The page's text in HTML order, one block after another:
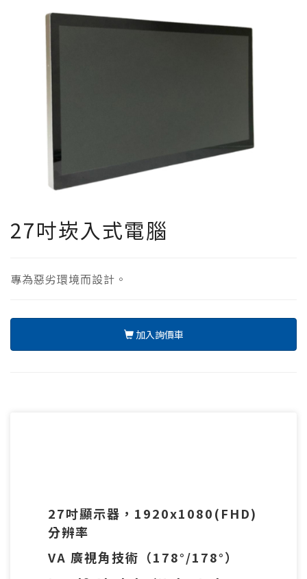
27吋崁入式電腦
專為惡劣環境而設計。
加入詢價車
27吋顯示器，1920x1080(FHD)
分辨率
VA 廣視角技術（178°/178°）